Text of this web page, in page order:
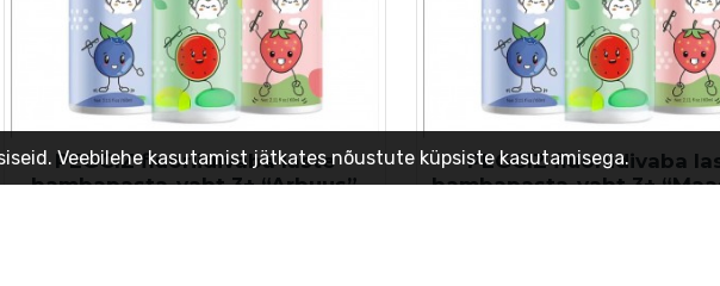
PEGCIZ fluoriidivaba laste
hambapasta-vaht 3+ “Arbuus”
PEGCIZ fluoriidivaba
hambapasta-vaht 3+
Veebilehe kasutamist jätkates nõustute küpsiste kasutamisega.